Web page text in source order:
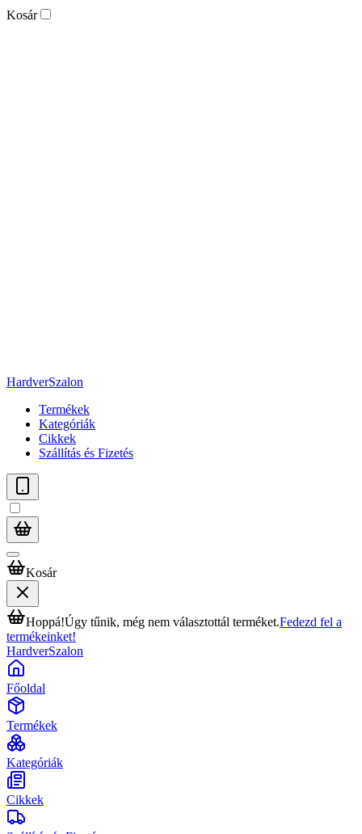
Kosár
HardverSzalon
Termékek
Kategóriák
Cikkek
Szállítás és Fizetés
Kosár
Hoppá!Úgy tűnik, még nem választottál terméket.Fedezd fel a
termékeinket!
HardverSzalon
Főoldal
Termékek
Kategóriák
Cikkek